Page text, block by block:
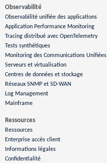
Observabilité
Observabilité unifiée des applications
Application Performance Monitoring
Tracing distribué avec OpenTelemetry
Tests synthétiques
Monitoring des Communications Unifiées
Serveurs et virtualisation
Centres de données et stockage
Réseaux SNMP et SD-WAN
Log Management
Mainframe
Ressources
Ressources
Enterprise accès client
Informations légales
Confidentialité